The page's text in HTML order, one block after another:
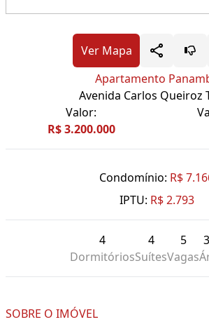
Ver Mapa
Apartamento
Avenida Carlos Queiroz
Valor:
R$ 3.200.000
Condomínio: R$
IPTU: R$ 2.793
4
Dormitórios
4
Suítes
5
Vagas
SOBRE O IMÓVEL